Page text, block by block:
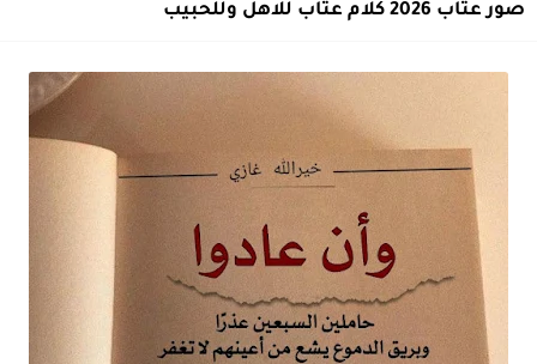
صور عتاب 2026 كلام عتاب للاهل وللحبيب